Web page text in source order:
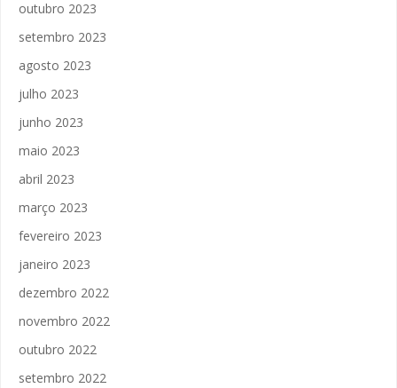
outubro 2023
setembro 2023
agosto 2023
julho 2023
junho 2023
maio 2023
abril 2023
março 2023
fevereiro 2023
janeiro 2023
dezembro 2022
novembro 2022
outubro 2022
setembro 2022